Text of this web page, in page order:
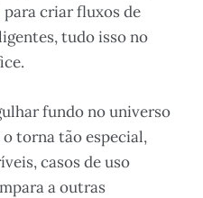
criar fluxos de
tudo isso no
fundo no universo
torna tão especial,
casos de uso
a outras